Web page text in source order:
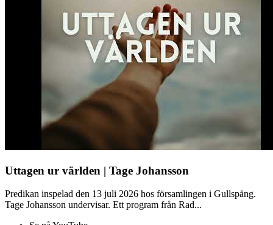
Uttagen ur världen | Tage Johansson
Predikan inspelad den 13 juli 2026 hos församlingen i Gullspång.
Tage Johansson undervisar. Ett program från Rad...